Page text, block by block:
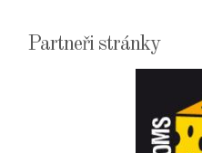
Partneři stránky